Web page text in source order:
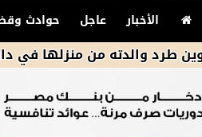
الأخبار عاجل حوادث
من منزلها في دار السلام